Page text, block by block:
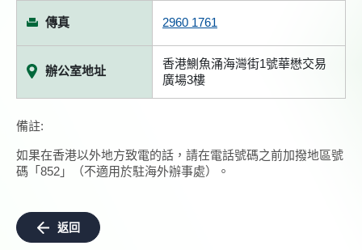
傳真 2960 1761
辦公室地址
香港鰂魚涌海灣街1號華懋交易
廣場3樓
備註:
如果在香港以外地方致電的話，請在電話號碼之前加撥地區號
碼「852」（不適用於駐海外辦事處）。
返回